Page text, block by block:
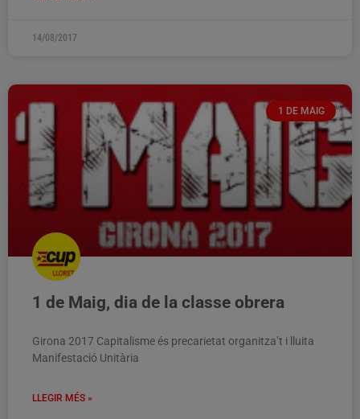
14/08/2017
1 DE MAIG
1 de Maig, dia de la classe obrera
Girona 2017 Capitalisme és precarietat organitza’t i lluita
Manifestació Unitària
LLEGIR MÉS »